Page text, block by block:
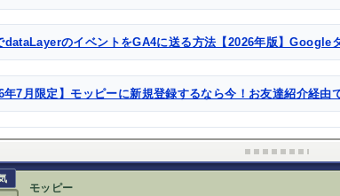
dataLayerのイベントをGA4に送る方法【2026年版】Google
年7月限定】モッピーに新規登録するなら今！お友達紹介経
モッピー